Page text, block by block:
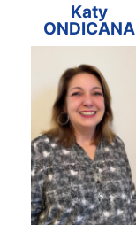
Katy
ONDICANA